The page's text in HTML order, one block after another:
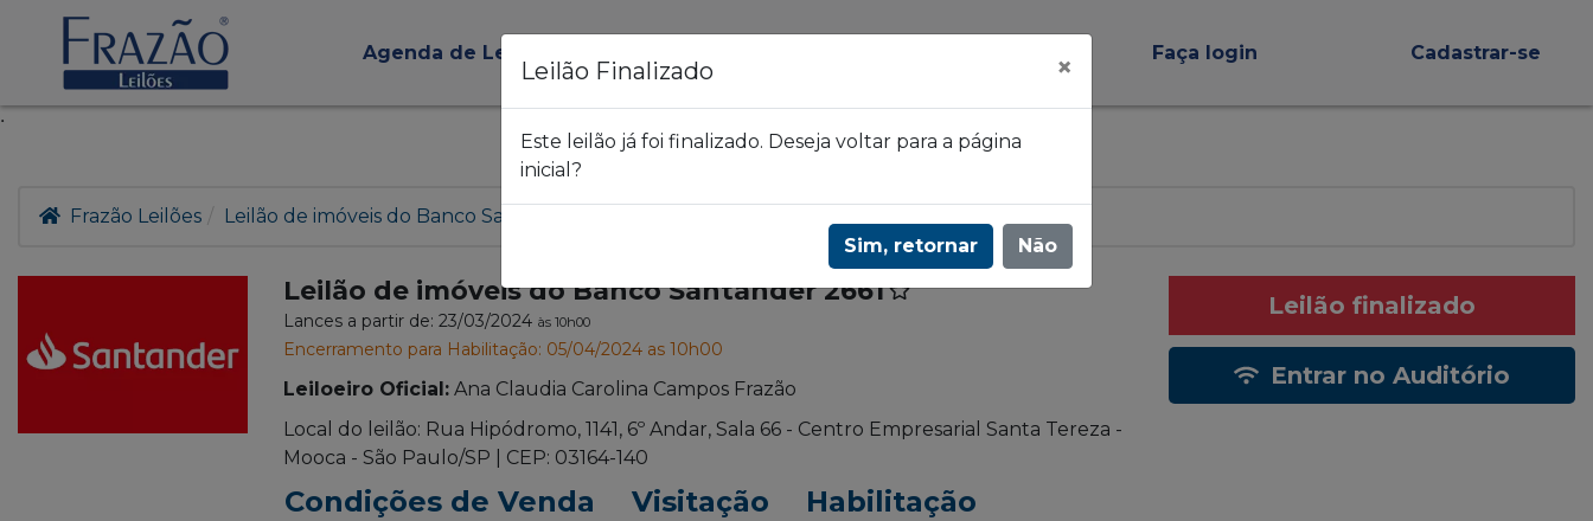
.
Agenda de Leilões Faça login Cadastrar-se
Frazão Leilões Leilão de imóveis do Banco Santander 2661
Leilão de imóveis do Banco Santander 2661
Lances a partir de: 23/03/2024 às 10h00
Encerramento para Habilitação: 05/04/2024 as 10h00
Leiloeiro Oficial: Ana Claudia Carolina Campos Frazão
Local do leilão: Rua Hipódromo, 1141, 6º Andar, Sala 66 - Centro Empresarial Santa Tereza -
Mooca - São Paulo/SP | CEP: 03164-140
Condições de Venda Visitação Habilitação
Leilão finalizado
Entrar no Auditório
Leilão Finalizado ×
Este leilão já foi finalizado. Deseja voltar para a página
inicial?
Sim, retornar Não